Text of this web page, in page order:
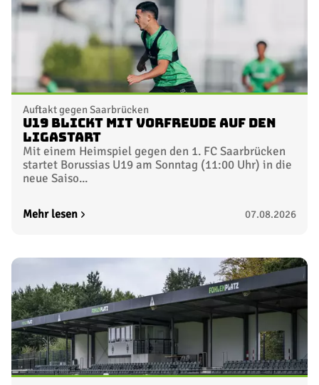
Auftakt gegen Saarbrücken
U19 blickt mit Vorfreude auf den
Ligastart
Mit einem Heimspiel gegen den 1. FC Saarbrücken
startet Borussias U19 am Sonntag (11:00 Uhr) in die
neue Saiso...
Mehr lesen 07.08.2026